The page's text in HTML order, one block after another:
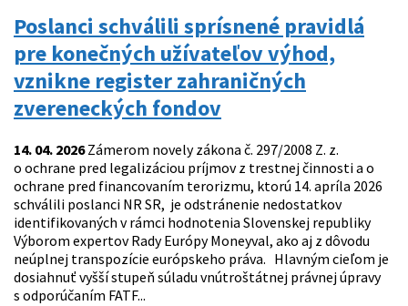
Poslanci schválili sprísnené pravidlá
pre konečných užívateľov výhod,
vznikne register zahraničných
zvereneckých fondov
14. 04. 2026Zámerom novely zákona č. 297/2008 Z. z.
o ochrane pred legalizáciou príjmov z trestnej činnosti a o
ochrane pred financovaním terorizmu, ktorú 14. apríla 2026
schválili poslanci NR SR, je odstránenie nedostatkov
identifikovaných v rámci hodnotenia Slovenskej republiky
Výborom expertov Rady Európy Moneyval, ako aj z dôvodu
neúplnej transpozície európskeho práva. Hlavným cieľom je
dosiahnuť vyšší stupeň súladu vnútroštátnej právnej úpravy
s odporúčaním FATF...